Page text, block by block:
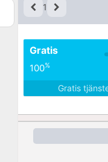
1
Gratis
100%
Gratis